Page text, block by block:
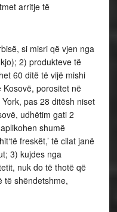
arritje të
si misri që vjen nga
2) produkteve të
60 ditë të vijë mishi
porositet në
pas 28 ditësh niset
udhëtim gati 2
shumë
freskët,’ të cilat janë
3) kujdes nga
nuk do të thotë që
të shëndetshme,